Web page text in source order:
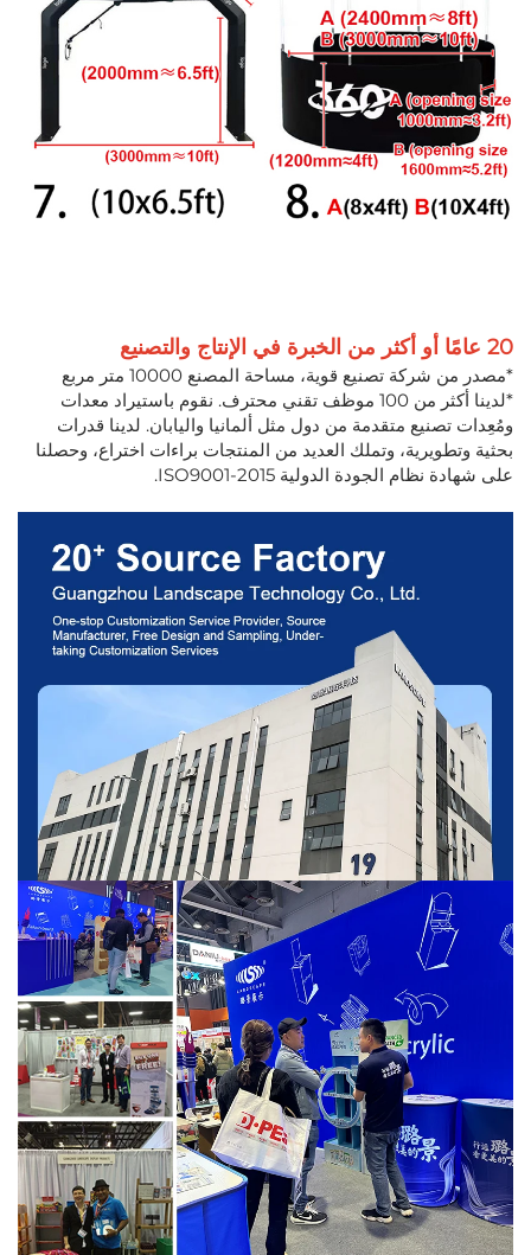
20 عامًا أو أكثر من الخبرة في الإنتاج والتصنيع
*مصدر من شركة تصنيع قوية، مساحة المصنع 10000 متر مربع
*لدينا أكثر من 100 موظف تقني محترف. نقوم باستيراد معدات
ومُعِدات تصنيع متقدمة من دول مثل ألمانيا واليابان. لدينا قدرات
بحثية وتطويرية، وتملك العديد من المنتجات براءات اختراع، وحصلنا
على شهادة نظام الجودة الدولية ISO9001-2015.